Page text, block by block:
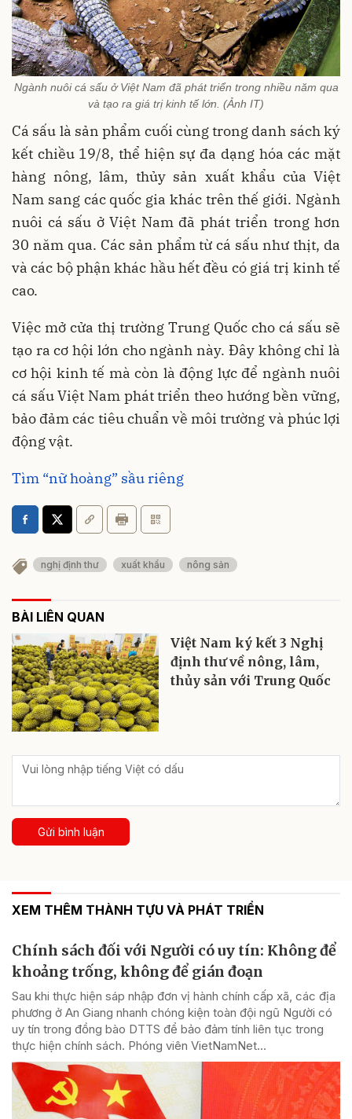
Ngành nuôi cá sấu ở Việt Nam đã phát triển trong nhiều năm qua
và tạo ra giá trị kinh tế lớn. (Ảnh IT)
Cá sấu là sản phẩm cuối cùng trong danh sách ký
kết chiều 19/8, thể hiện sự đa dạng hóa các mặt
hàng nông, lâm, thủy sản xuất khẩu của Việt
Nam sang các quốc gia khác trên thế giới. Ngành
nuôi cá sấu ở Việt Nam đã phát triển trong hơn
30 năm qua. Các sản phẩm từ cá sấu như thịt, da
và các bộ phận khác hầu hết đều có giá trị kinh tế
cao.
Việc mở cửa thị trường Trung Quốc cho cá sấu sẽ
tạo ra cơ hội lớn cho ngành này. Đây không chỉ là
cơ hội kinh tế mà còn là động lực để ngành nuôi
cá sấu Việt Nam phát triển theo hướng bền vững,
bảo đảm các tiêu chuẩn về môi trường và phúc lợi
động vật.
Tìm “nữ hoàng” sầu riêng
nghị định thư xuất khẩu nông sản
BÀI LIÊN QUAN
Việt Nam ký kết 3 Nghị
định thư về nông, lâm,
thủy sản với Trung Quốc
Gửi bình luận
XEM THÊM THÀNH TỰU VÀ PHÁT TRIỂN
Chính sách đối với Người có uy tín: Không để
khoảng trống, không để gián đoạn
Sau khi thực hiện sáp nhập đơn vị hành chính cấp xã, các địa
phương ở An Giang nhanh chóng kiện toàn đội ngũ Người có
uy tín trong đồng bào DTTS để bảo đảm tính liên tục trong
thực hiện chính sách. Phóng viên VietNamNet...